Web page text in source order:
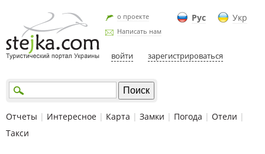
Рус Укр
о проекте
Написать нам
войти зарегистрироваться
Отчеты | Интересное | Карта | Замки | Погода | Отели |
Такси